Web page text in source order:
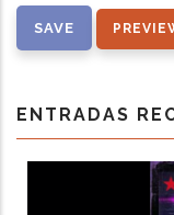
ENTRADAS